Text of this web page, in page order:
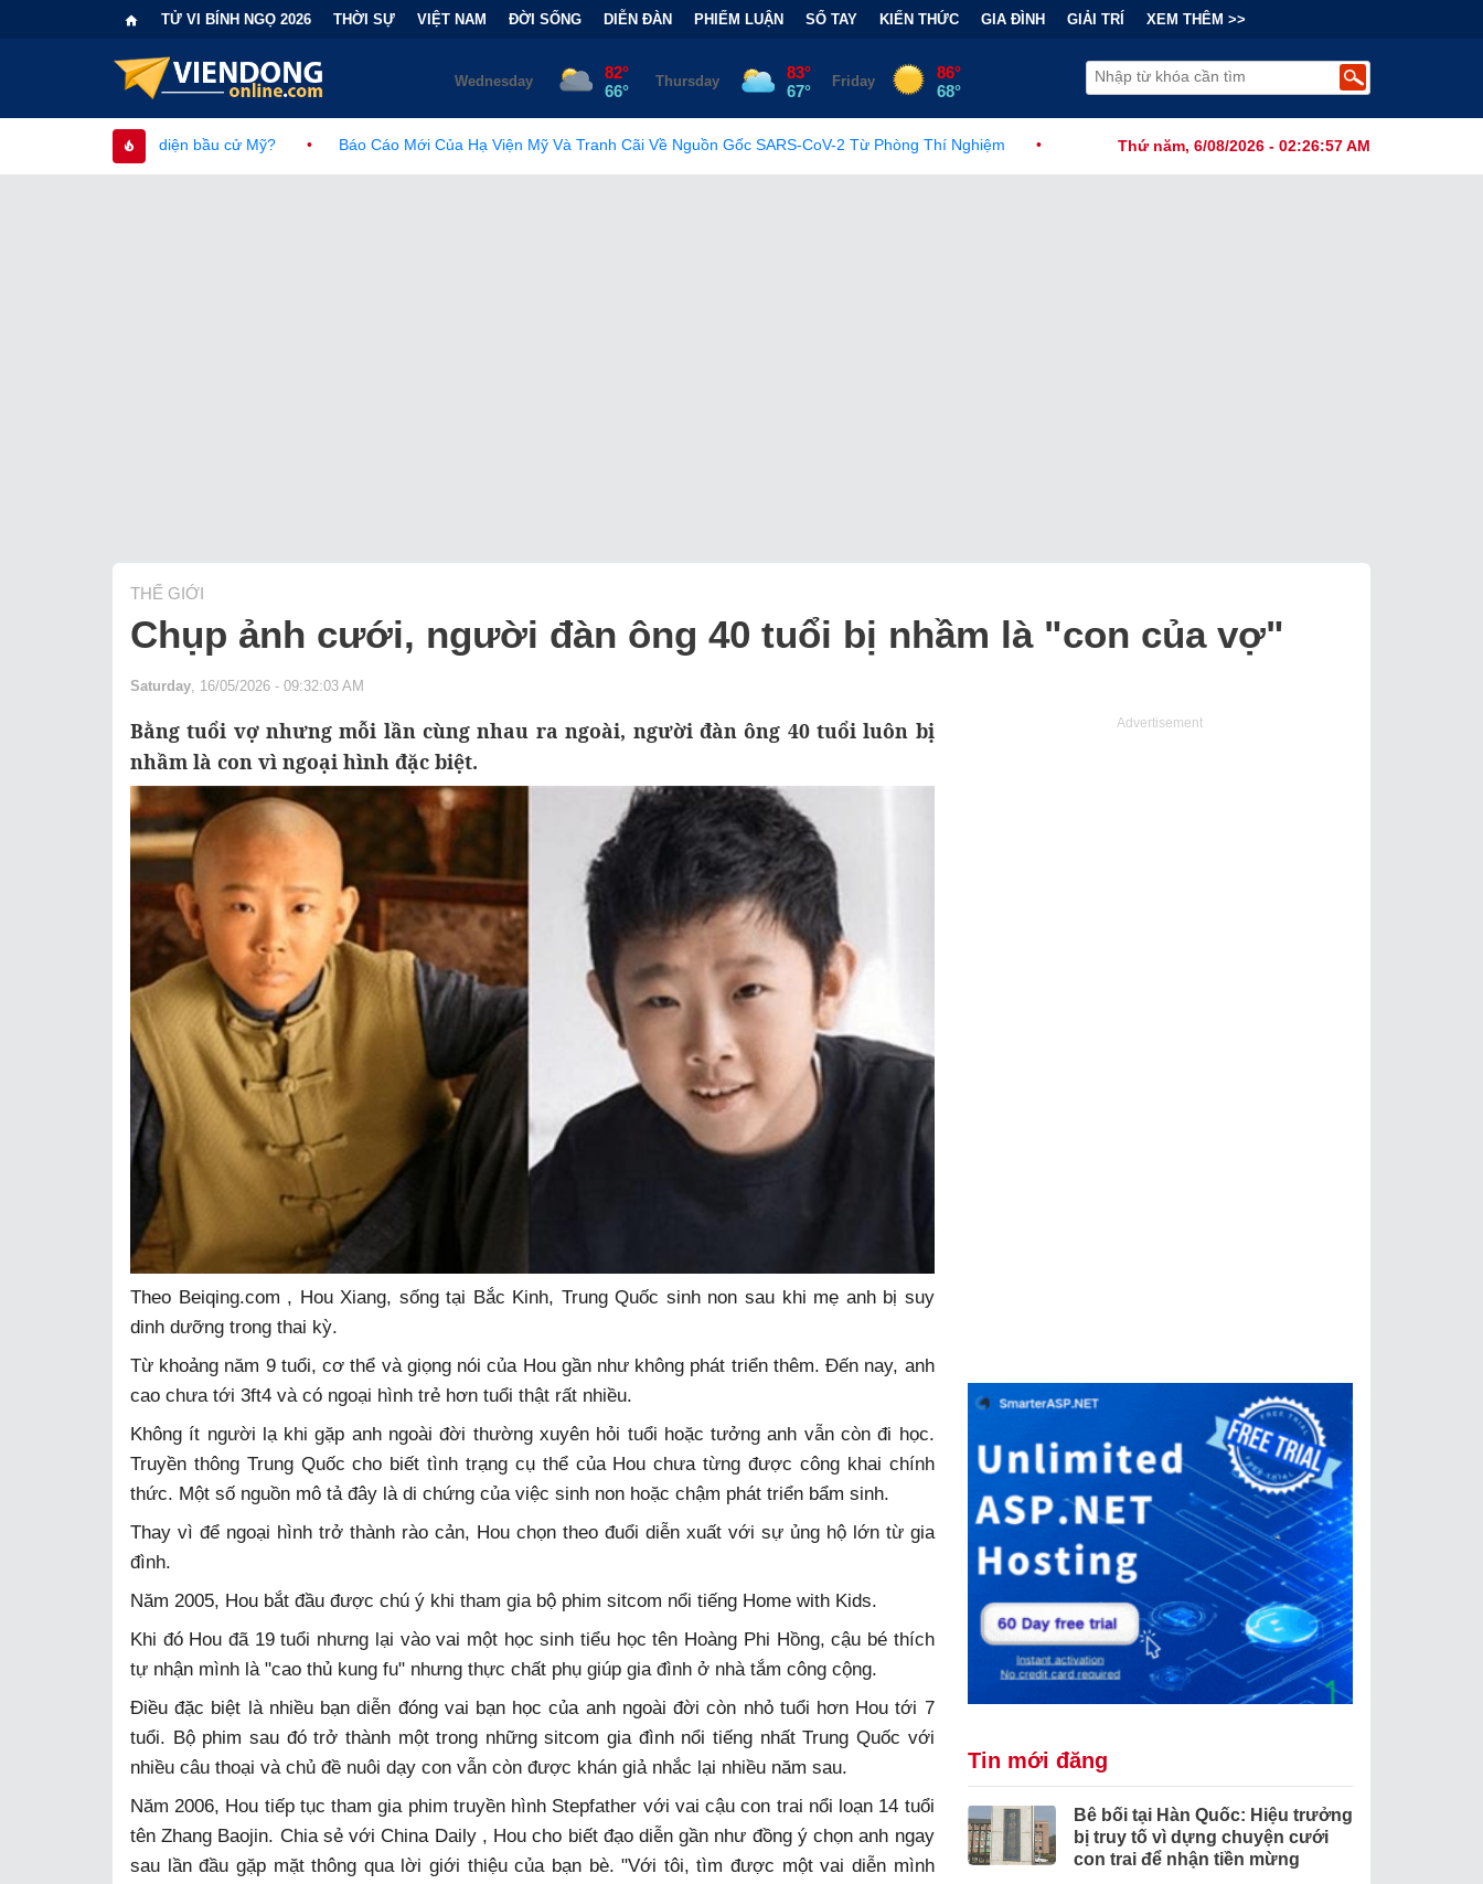
TỬ VI BÍNH NGỌ 2026 THỜI SỰ VIỆT NAM ĐỜI SỐNG DIỄN ĐÀN PHIẾM LUẬN SỔ TAY KIẾN THỨC GIA ĐÌNH GIẢI TRÍ XEM THÊM >>
Thứ năm, 6/08/2026 - 02:26:59 AM
Báo Cáo Mới Của Hạ Viện Mỹ Và Tranh Cãi Về Nguồn Gốc SARS-CoV-2 Từ Phòng Thí Nghiệm • FCC Chính Thức Ban Hành Lệnh Cấm Robot Hút Bụi Thông Minh Sản Xuất Tại
THẾ GIỚI
Chụp ảnh cưới, người đàn ông 40 tuổi bị nhầm là "con của vợ"
Saturday , 16/05/2026 - 09:32:03 AM
Bằng tuổi vợ nhưng mỗi lần cùng nhau ra ngoài, người đàn ông 40 tuổi luôn bị
nhầm là con vì ngoại hình đặc biệt.
Theo Beiqing.com , Hou Xiang, sống tại Bắc Kinh, Trung Quốc sinh non sau khi mẹ anh bị suy
dinh dưỡng trong thai kỳ.
Từ khoảng năm 9 tuổi, cơ thể và giọng nói của Hou gần như không phát triển thêm. Đến nay, anh
cao chưa tới 3ft4 và có ngoại hình trẻ hơn tuổi thật rất nhiều.
Không ít người lạ khi gặp anh ngoài đời thường xuyên hỏi tuổi hoặc tưởng anh vẫn còn đi học.
Truyền thông Trung Quốc cho biết tình trạng cụ thể của Hou chưa từng được công khai chính
thức. Một số nguồn mô tả đây là di chứng của việc sinh non hoặc chậm phát triển bẩm sinh.
Thay vì để ngoại hình trở thành rào cản, Hou chọn theo đuổi diễn xuất với sự ủng hộ lớn từ gia
đình.
Năm 2005, Hou bắt đầu được chú ý khi tham gia bộ phim sitcom nổi tiếng Home with Kids.
Khi đó Hou đã 19 tuổi nhưng lại vào vai một học sinh tiểu học tên Hoàng Phi Hồng, cậu bé thích
tự nhận mình là "cao thủ kung fu" nhưng thực chất phụ giúp gia đình ở nhà tắm công cộng.
Điều đặc biệt là nhiều bạn diễn đóng vai bạn học của anh ngoài đời còn nhỏ tuổi hơn Hou tới 7
tuổi. Bộ phim sau đó trở thành một trong những sitcom gia đình nổi tiếng nhất Trung Quốc với
nhiều câu thoại và chủ đề nuôi dạy con vẫn còn được khán giả nhắc lại nhiều năm sau.
Năm 2006, Hou tiếp tục tham gia phim truyền hình Stepfather với vai cậu con trai nổi loạn 14 tuổi
tên Zhang Baojin. Chia sẻ với China Daily , Hou cho biết đạo diễn gần như đồng ý chọn anh ngay
sau lần đầu gặp mặt thông qua lời giới thiệu của bạn bè. "Với tôi, tìm được một vai diễn mình
Advertisement
Tin mới đăng
Bê bối tại Hàn Quốc: Hiệu trưởng
bị truy tố vì dựng chuyện cưới
con trai để nhận tiền mừng